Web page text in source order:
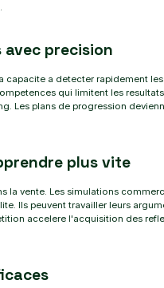
precision
capacite a detecter rapidement
qui limitent les
Les plans de progression
plus vite
la vente. Les simulations
Ils peuvent travailler leurs
accelere l'acquisition des